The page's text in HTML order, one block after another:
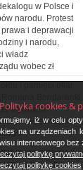
cookies &
iż w celu
na urządzeniach
internetowego bez
politykę
politykę cookies
w Polsce i
narodu. Protest
i deprawacji
i narodu,
władz
wobec zł
i pamięci ofiar
Bondarenki.
wyrazem
więźniami
na granicy.
osób